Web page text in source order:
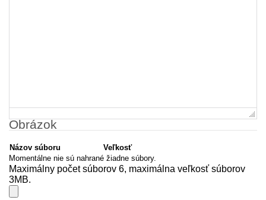
Obrázok
Názov súboru
Veľkosť
Momentálne nie sú nahrané žiadne súbory.
Maximálny počet súborov 6, maximálna veľkosť súborov
3MB.